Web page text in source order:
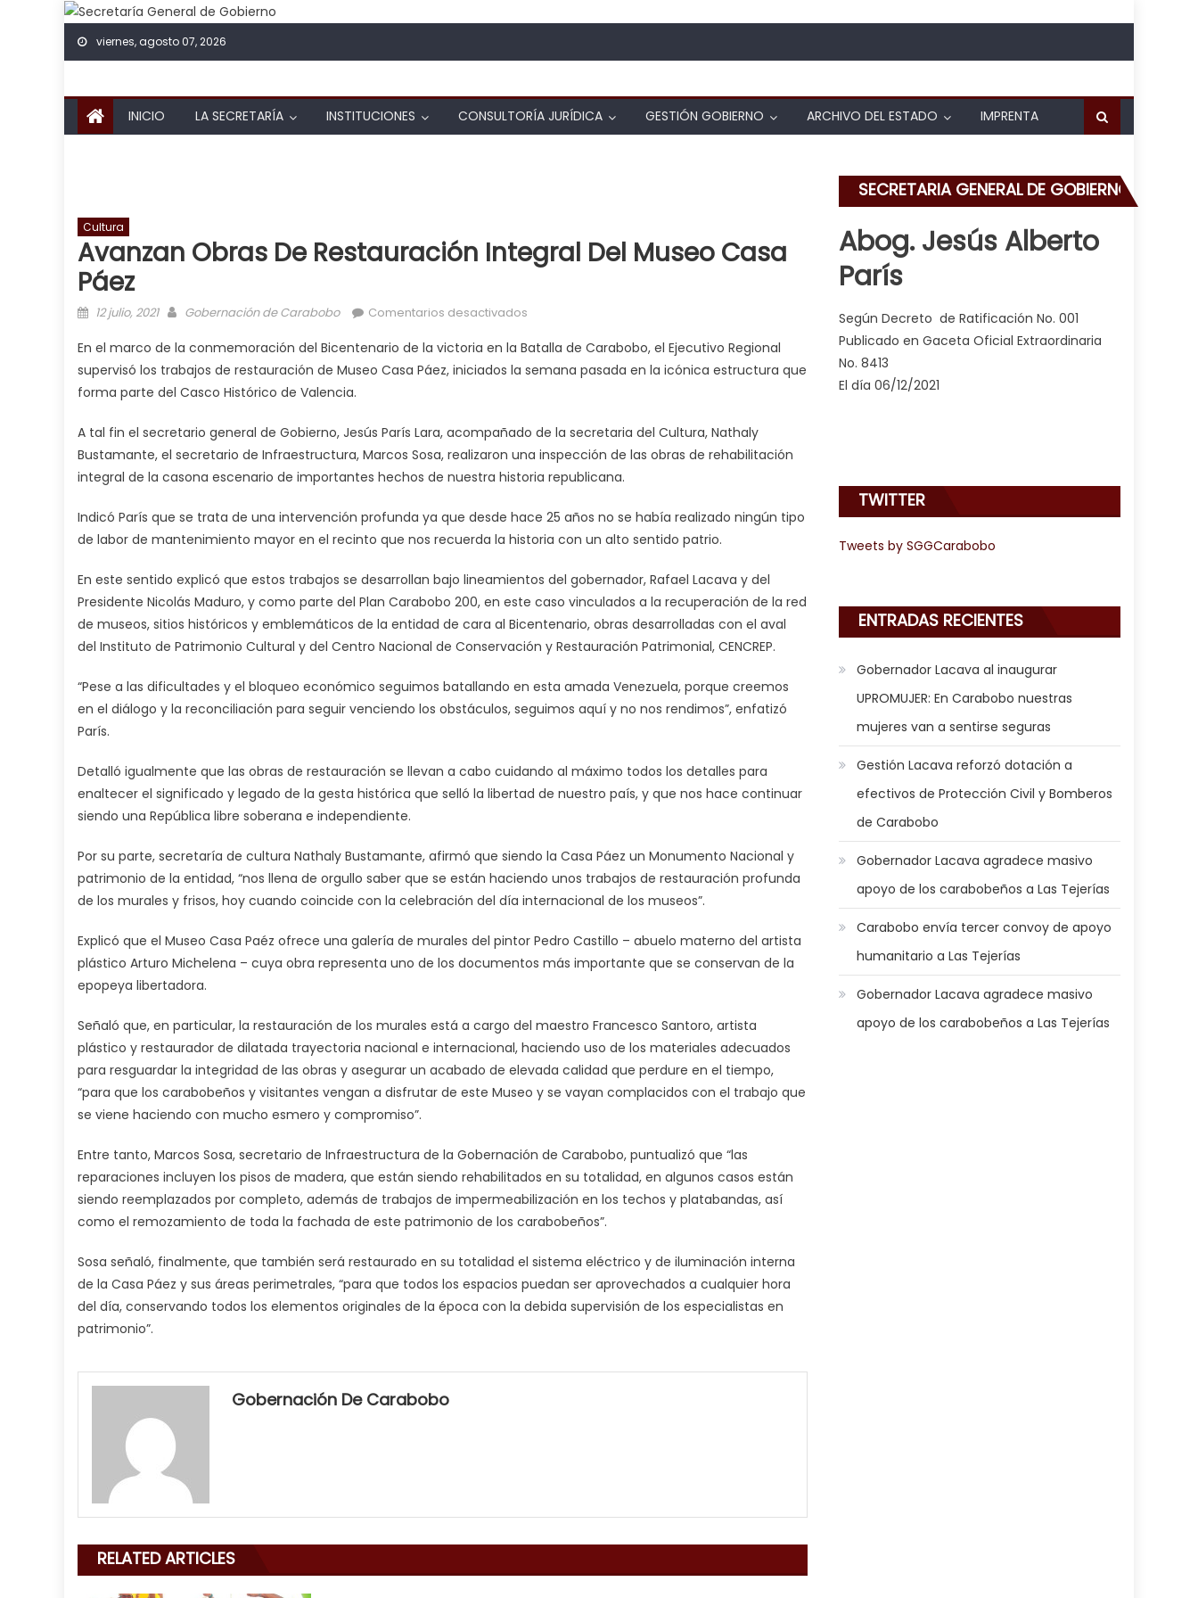
Skip to content
viernes, agosto 07, 2026
INICIO LA SECRETARÍA INSTITUCIONES CONSULTORÍA JURÍDICA GESTIÓN GOBIERNO ARCHIVO DEL ESTADO IMPRENTA
Cultura
Avanzan Obras De Restauración Integral Del Museo Casa
Páez
Posted on
12 julio, 2021 Author
Gobernación de Carabobo Comentarios desactivados en Avanzan obras de restauración integral del Museo Casa Páez
En el marco de la conmemoración del Bicentenario de la victoria en la Batalla de Carabobo, el Ejecutivo Regional
supervisó los trabajos de restauración de Museo Casa Páez, iniciados la semana pasada en la icónica estructura que
forma parte del Casco Histórico de Valencia.
A tal fin el secretario general de Gobierno, Jesús París Lara, acompañado de la secretaria del Cultura, Nathaly
Bustamante, el secretario de Infraestructura, Marcos Sosa, realizaron una inspección de las obras de rehabilitación
integral de la casona escenario de importantes hechos de nuestra historia republicana.
Indicó París que se trata de una intervención profunda ya que desde hace 25 años no se había realizado ningún tipo
de labor de mantenimiento mayor en el recinto que nos recuerda la historia con un alto sentido patrio.
En este sentido explicó que estos trabajos se desarrollan bajo lineamientos del gobernador, Rafael Lacava y del
Presidente Nicolás Maduro, y como parte del Plan Carabobo 200, en este caso vinculados a la recuperación de la red
de museos, sitios históricos y emblemáticos de la entidad de cara al Bicentenario, obras desarrolladas con el aval
del Instituto de Patrimonio Cultural y del Centro Nacional de Conservación y Restauración Patrimonial, CENCREP.
“Pese a las dificultades y el bloqueo económico seguimos batallando en esta amada Venezuela, porque creemos
en el diálogo y la reconciliación para seguir venciendo los obstáculos, seguimos aquí y no nos rendimos”, enfatizó
París.
Detalló igualmente que las obras de restauración se llevan a cabo cuidando al máximo todos los detalles para
enaltecer el significado y legado de la gesta histórica que selló la libertad de nuestro país, y que nos hace continuar
siendo una República libre soberana e independiente.
Por su parte, secretaría de cultura Nathaly Bustamante, afirmó que siendo la Casa Páez un Monumento Nacional y
patrimonio de la entidad, “nos llena de orgullo saber que se están haciendo unos trabajos de restauración profunda
de los murales y frisos, hoy cuando coincide con la celebración del día internacional de los museos”.
Explicó que el Museo Casa Paéz ofrece una galería de murales del pintor Pedro Castillo – abuelo materno del artista
plástico Arturo Michelena – cuya obra representa uno de los documentos más importante que se conservan de la
epopeya libertadora.
Señaló que, en particular, la restauración de los murales está a cargo del maestro Francesco Santoro, artista
plástico y restaurador de dilatada trayectoria nacional e internacional, haciendo uso de los materiales adecuados
para resguardar la integridad de las obras y asegurar un acabado de elevada calidad que perdure en el tiempo,
“para que los carabobeños y visitantes vengan a disfrutar de este Museo y se vayan complacidos con el trabajo que
se viene haciendo con mucho esmero y compromiso”.
Entre tanto, Marcos Sosa, secretario de Infraestructura de la Gobernación de Carabobo, puntualizó que “las
reparaciones incluyen los pisos de madera, que están siendo rehabilitados en su totalidad, en algunos casos están
siendo reemplazados por completo, además de trabajos de impermeabilización en los techos y platabandas, así
como el remozamiento de toda la fachada de este patrimonio de los carabobeños”.
Sosa señaló, finalmente, que también será restaurado en su totalidad el sistema eléctrico y de iluminación interna
de la Casa Páez y sus áreas perimetrales, “para que todos los espacios puedan ser aprovechados a cualquier hora
del día, conservando todos los elementos originales de la época con la debida supervisión de los especialistas en
patrimonio”.
my
neighbor
his
cum,
Gobernación De Carabobo
RELATED ARTICLES
SECRETARIA GENERAL DE GOBIERNO
Abog. Jesús Alberto
París
Según Decreto de Ratificación No. 001
Publicado en Gaceta Oficial Extraordinaria
No. 8413
El día 06/12/2021
TWITTER
Tweets by SGGCarabobo
ENTRADAS RECIENTES
Gobernador Lacava al inaugurar
UPROMUJER: En Carabobo nuestras
mujeres van a sentirse seguras
Gestión Lacava reforzó dotación a
efectivos de Protección Civil y Bomberos
de Carabobo
Gobernador Lacava agradece masivo
apoyo de los carabobeños a Las Tejerías
Carabobo envía tercer convoy de apoyo
humanitario a Las Tejerías
Gobernador Lacava agradece masivo
apoyo de los carabobeños a Las Tejerías